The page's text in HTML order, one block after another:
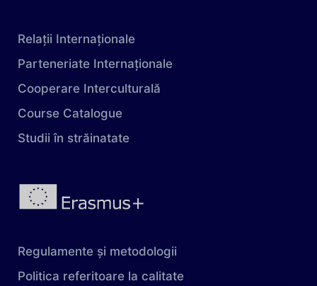
Relații Internaționale
Parteneriate Internaționale
Cooperare Interculturală
Course Catalogue
Studii în străinatate
Regulamente și metodologii
Politica referitoare la calitate